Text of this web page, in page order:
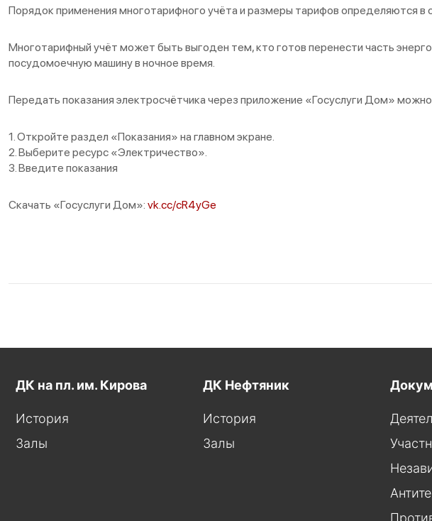
Порядок применения многотарифного учёта и размеры тарифов определяются
Многотарифный учёт может быть выгоден тем, кто готов перенести часть
посудомоечную машину в ночное время.
Передать показания электросчётчика через приложение «Госуслуги Дом»
1. Откройте раздел «Показания» на главном экране.
2. Выберите ресурс «Электричество».
3. Введите показания
Скачать «Госуслуги Дом»: vk.cc/cR4yGe
ДК на пл. им. Кирова
История
Залы
ДК Нефтяник
История
Залы